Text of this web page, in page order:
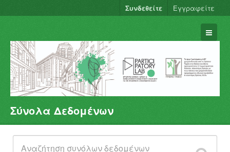
Συνδεθείτε Εγγραφείτε
Σύνολα Δεδομένων
Φορείς
Ομάδες
Σύνολα Δεδομένων